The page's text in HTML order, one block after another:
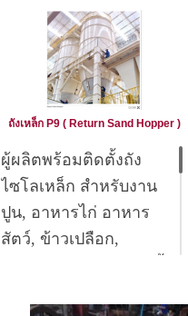
เหลือง และมีตะกอนสี
น้ำตาล เพราะสนิมเหล็ก
ที่อยู่ในน้ำบาดาลจะ
ละลายน้ำอยู่ เมื่อสัมผัส
อากาศก็จะกลายเป็น
สนิมเหล็กที่ไม่ละลายน้ำ
ดังนั้นจึงจำเป็นต้องใช้ถัง
กรองเหล็กนี้อย่างมาก
ถังกรองเหล็ก มีแบบ
แต่ละตัวด้วยมือ
ประสงค์หลักของถังเก็บ
ลมก็คือ เพื่อเป็นการลด
ภาระในการทำงานของ
คอมเพรสเซอร์ ในการ
ติดตั้งควรติดตั้งไว้ใน
ถ่ายเทได้สะดวก
นอกจากนี้ถังที่เก็บลม
ควรติดตั้ง Safety Valve ,
เกจความดัน , ตัวระบาย
ถังเหล็ก P9 ( Return Sand Hopper )
ผู้ผลิตพร้อมติดตั้งถัง
ไซโลเหล็ก สำหรับงาน
ปูน, อาหารไก่ อาหาร
สัตว์, ข้าวเปลือก,